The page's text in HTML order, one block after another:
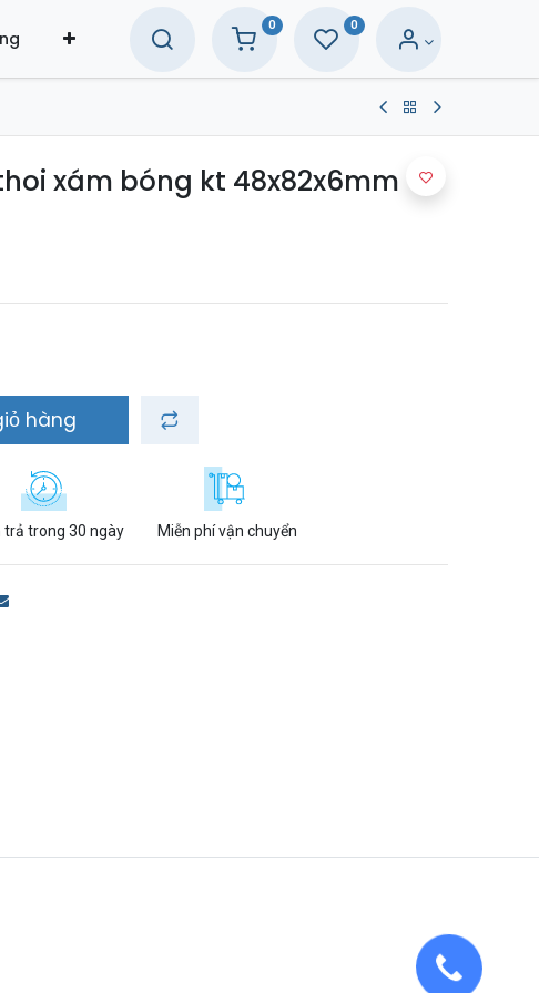
0 0
xám bóng kt 48x82x6mm
hàng
trả trong 30 ngày Miễn phí vận chuyển